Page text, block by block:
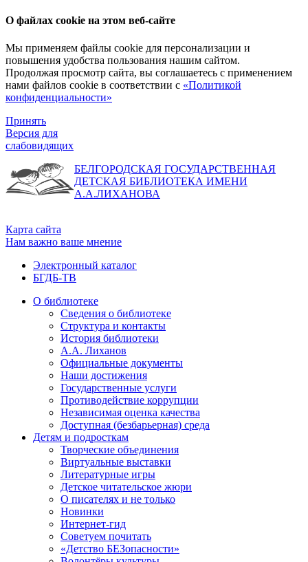
О файлах cookie на этом веб-сайте
Мы применяем файлы cookie для персонализации и
повышения удобства пользования нашим сайтом.
Продолжая просмотр сайта, вы соглашаетесь с применением
нами файлов cookie в соответствии с «Политикой
конфиденциальности»
Принять
Версия для
слабовидящих
БЕЛГОРОДСКАЯ ГОСУДАРСТВЕННАЯ
ДЕТСКАЯ БИБЛИОТЕКА ИМЕНИ
А.А.ЛИХАНОВА
Карта сайта
Нам важно ваше мнение
Электронный каталог
БГДБ-ТВ
О библиотеке
Сведения о библиотеке
Структура и контакты
История библиотеки
А.А. Лиханов
Официальные документы
Наши достижения
Государственные услуги
Противодействие коррупции
Независимая оценка качества
Доступная (безбарьерная) среда
Детям и подросткам
Творческие объединения
Виртуальные выставки
Литературные игры
Детское читательское жюри
О писателях и не только
Новинки
Интернет-гид
Советуем почитать
«Детство БЕЗопасности»